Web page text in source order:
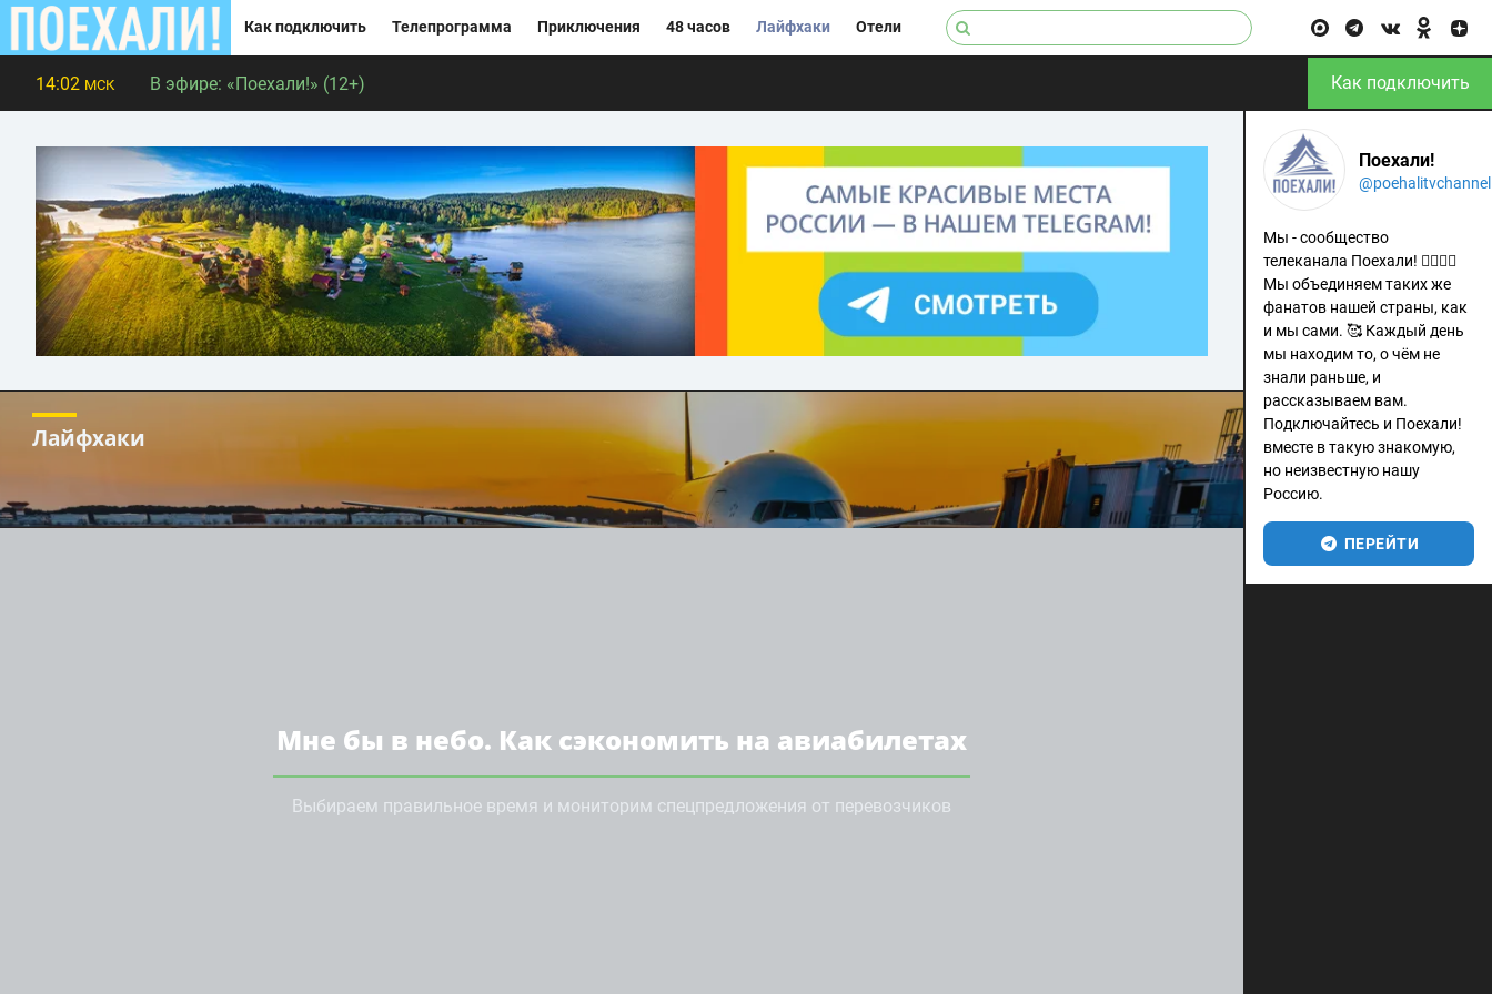
Как подключить Телепрограмма Приключения 48 часов Лайфхаки Отели
14:02 МСК В эфире: «Поехали!» (12+) Как подключить
Лайфхаки
Мне бы в небо. Как сэкономить на авиабилетах
Выбираем правильное время и мониторим спецпредложения от перевозчиков
Поехали!
@poehalitvchannel
Мы - сообщество
телеканала Поехали! 🙋‍♂️🙋‍♀️
Мы объединяем таких же
фанатов нашей страны, как
и мы сами. 🥰 Каждый день
мы находим то, о чём не
знали раньше, и
рассказываем вам.
Подключайтесь и Поехали!
вместе в такую знакомую,
но неизвестную нашу
Россию.
ПЕРЕЙТИ